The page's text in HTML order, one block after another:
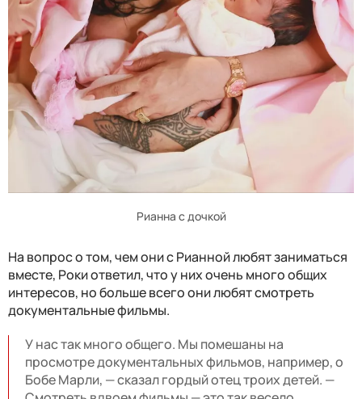
Рианна с дочкой
На вопрос о том, чем они с Рианной любят заниматься
вместе, Роки ответил, что у них очень много общих
интересов, но больше всего они любят смотреть
документальные фильмы.
У нас так много общего. Мы помешаны на
просмотре документальных фильмов, например, о
Бобе Марли, — сказал гордый отец троих детей. —